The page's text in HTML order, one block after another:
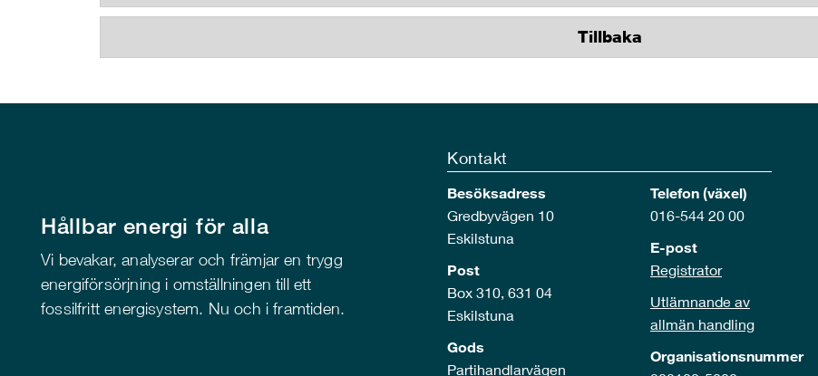
Tillbaka
Hållbar energi för alla
Vi bevakar, analyserar och främjar en trygg
energiförsörjning i omställningen till ett
fossilfritt energisystem. Nu och i framtiden.
Kontakt
Besöksadress
Gredbyvägen 10
Eskilstuna
Post
Box 310, 631 04
Eskilstuna
Gods
Partihandlarvägen
Telefon (växel)
016-544 20 00
E-post
Registrator
Utlämnande av
allmän handling
Organisationsnummer